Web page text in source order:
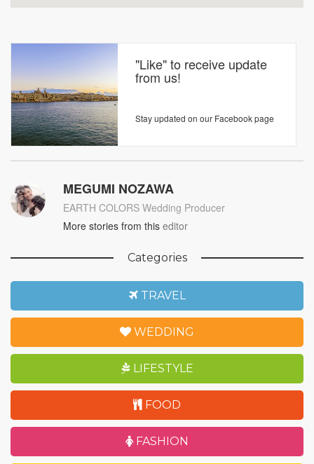
"Like" to receive update
from us!
Stay updated on our Facebook page
MEGUMI NOZAWA
EARTH COLORS Wedding Producer
More stories from this editor
Categories
TRAVEL
WEDDING
LIFESTYLE
FOOD
FASHION